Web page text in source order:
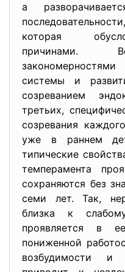
а
последовательности,
которая
причинами.
системы и
созреванием
третьих,
созревания
уже в раннем
типические
темперамента
сохраняются без
семи лет. Так,
близка к
проявляется в
пониженной
возбудимости и